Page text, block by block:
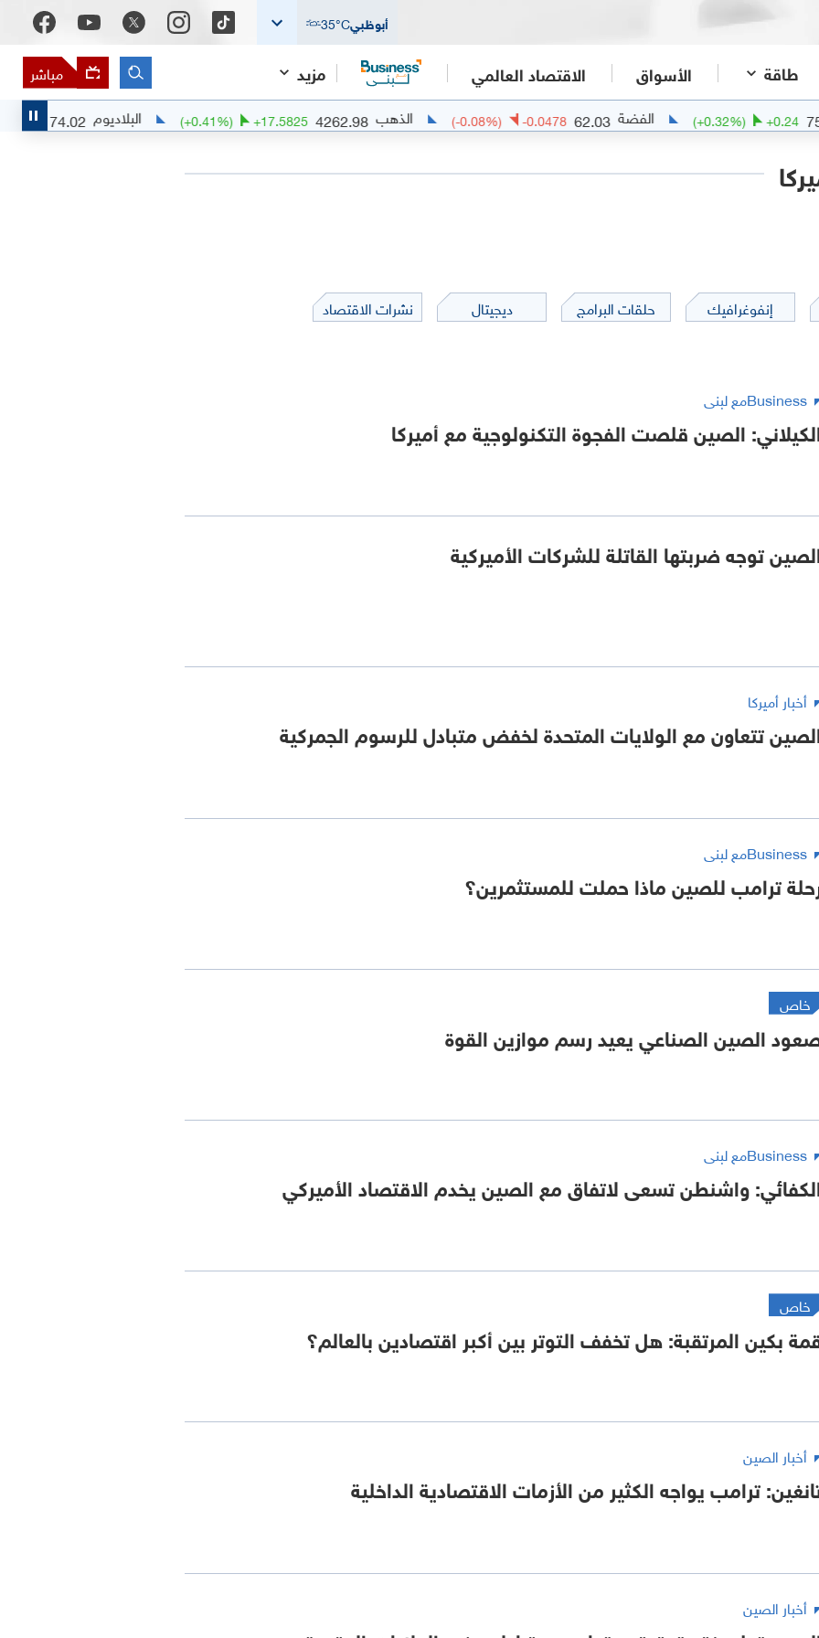
أبوظبي 35°C
طاقة الأسواق الاقتصاد العالمي مزيد مباشر
(+0.32 %) الفضة 62.03
-0.0478
(-0.08%) الذهب 4262.98
+17.5825
(+0.41%) البلاديوم 1374.02
+10.6189
إنفوغرافيك حلقات البرامج ديجيتال نشرات الاقتصاد
Businessمع لبنى
الصين قلصت الفجوة التكنولوجية مع أميركا
توجه ضربتها القاتلة للشركات الأميركية
أخبار أميركا
تتعاون مع الولايات المتحدة لخفض متبادل للرسوم الجمركية
Businessمع لبنى
ترامب للصين ماذا حملت للمستثمرين؟
خاص
الصين الصناعي يعيد رسم موازين القوة
Businessمع لبنى
واشنطن تسعى لاتفاق مع الصين يخدم الاقتصاد الأميركي
خاص
بكين المرتقبة: هل تخفف التوتر بين أكبر اقتصادين بالعالم؟
أخبار الصين
ترامب يواجه الكثير من الأزمات الاقتصادية الداخلية
أخبار الصين